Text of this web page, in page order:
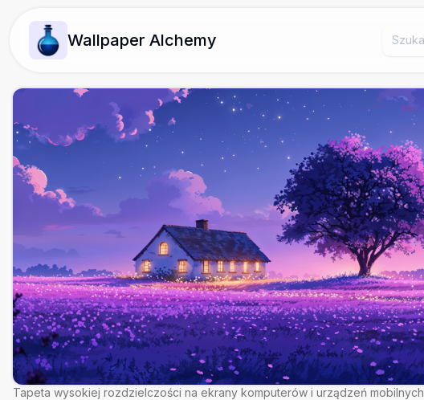
Wallpaper Alchemy
Tapeta wysokiej rozdzielczości na ekrany komputerów i urządzeń mobilnych